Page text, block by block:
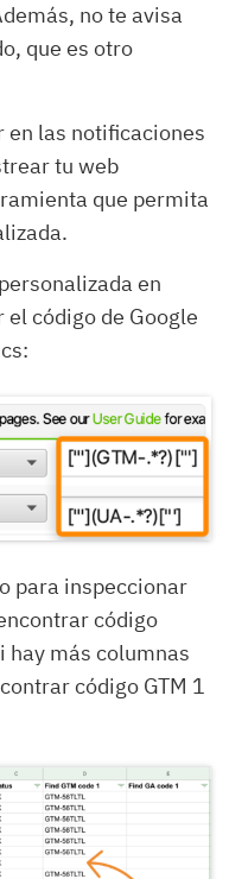
no te avisa
que es otro
en las notificaciones
tu web
que permita
en
código de Google
para inspeccionar
código
hay más columnas
código GTM 1